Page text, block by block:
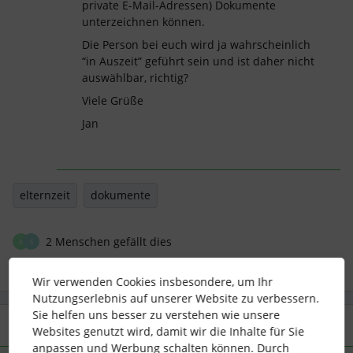
private E-Mail-Adressen) Dokumente
unterzeichnen können.
Die Person bei euch wird ja wahrscheinlich
“in Auszeit” geführt sein und ist daher nicht
auswählbar, richtig?
Viele Grüße
Jan
elternzeit dokumente
A 2 Menschen gefällt dies
3 Antworten Älteste zuerst
Wir verwenden Cookies insbesondere, um Ihr
Nutzungserlebnis auf unserer Website zu verbessern.
Sie helfen uns besser zu verstehen wie unsere
Websites genutzt wird, damit wir die Inhalte für Sie
anpassen und Werbung schalten können. Durch